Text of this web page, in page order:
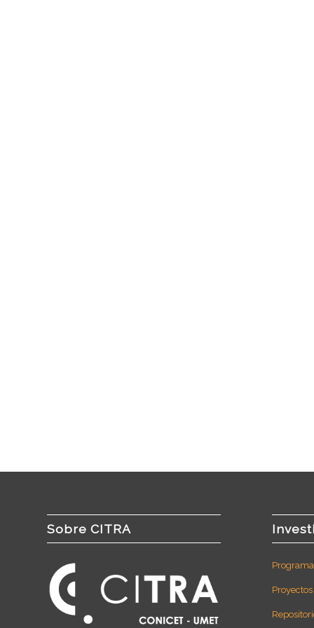
Sobre CITRA
Proyectos